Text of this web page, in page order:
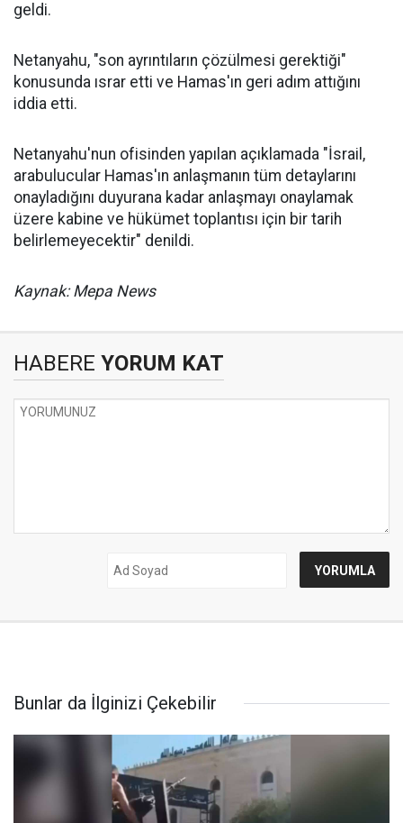
geldi.
Netanyahu, "son ayrıntıların çözülmesi gerektiği"
konusunda ısrar etti ve Hamas'ın geri adım attığını
iddia etti.
Netanyahu'nun ofisinden yapılan açıklamada "İsrail,
arabulucular Hamas'ın anlaşmanın tüm detaylarını
onayladığını duyurana kadar anlaşmayı onaylamak
üzere kabine ve hükümet toplantısı için bir tarih
belirlemeyecektir" denildi.
Kaynak: Mepa News
HABERE YORUM KAT
Bunlar da İlginizi Çekebilir